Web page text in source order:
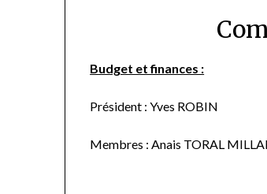
Budget et finances :
Président : Yves ROBIN
Membres : Anais TORAL